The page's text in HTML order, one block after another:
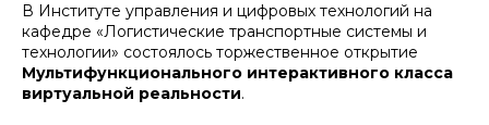
В Институте управления и цифровых технологий на
кафедре «Логистические транспортные системы и
технологии» состоялось торжественное открытие
Мультифункционального интерактивного класса
виртуальной реальности.